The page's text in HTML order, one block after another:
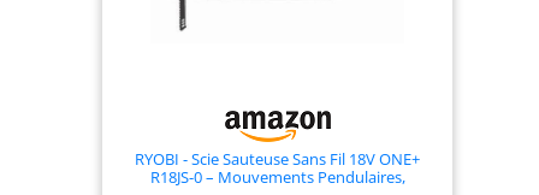
RYOBI - Scie Sauteuse Sans Fil 18V ONE+
R18JS-0 – Mouvements Pendulaires,